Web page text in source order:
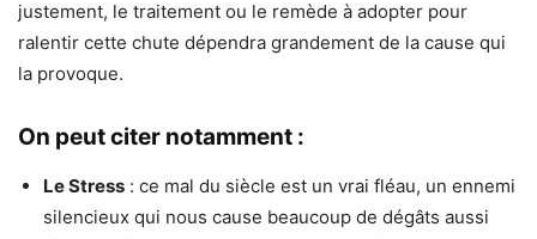
justement, le traitement ou le remède à adopter pour
ralentir cette chute dépendra grandement de la cause qui
la provoque.
On peut citer notamment :
Le Stress : ce mal du siècle est un vrai fléau, un ennemi
silencieux qui nous cause beaucoup de dégâts aussi